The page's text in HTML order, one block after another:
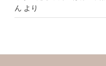
ん より